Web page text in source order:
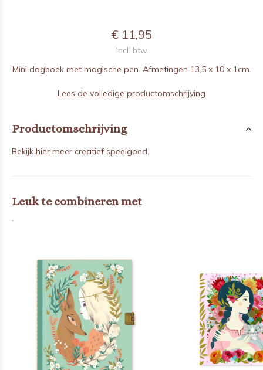
€ 11,95
Incl. btw
Mini dagboek met magische pen. Afmetingen 13,5 x 10 x 1cm.
Lees de volledige productomschrijving
Productomschrijving
Bekijk hier meer creatief speelgoed.
Leuk te combineren met
.